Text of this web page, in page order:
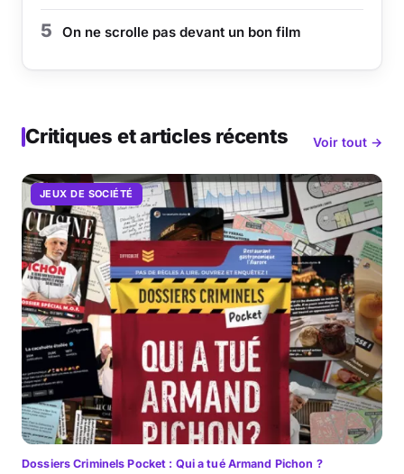
5 On ne scrolle pas devant un bon film
Critiques et articles récents Voir tout →
JEUX DE SOCIÉTÉ
Dossiers Criminels Pocket : Qui a tué Armand Pichon ?